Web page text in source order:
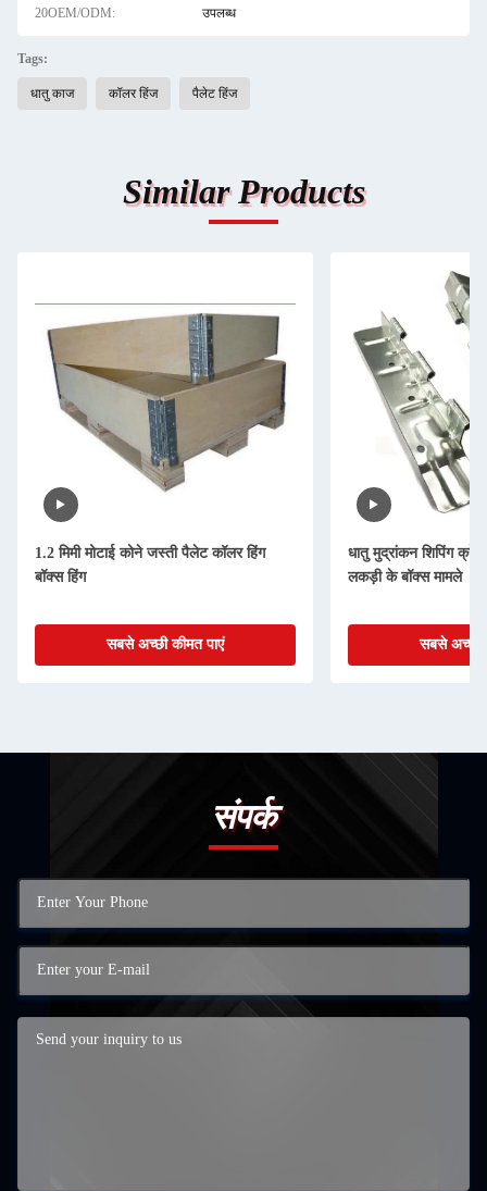
20OEM/ODM: उपलब्ध
Tags:
धातु काज कॉलर हिंज पैलेट हिंज
Similar Products
1.2 मिमी मोटाई कोने जस्ती पैलेट कॉलर हिंग
बॉक्स हिंग
सबसे अच्छी कीमत पाएं
धातु मुद्रांकन शिपिंग
लकड़ी के बॉक्स मामले
सबसे अच्छी
संपर्क